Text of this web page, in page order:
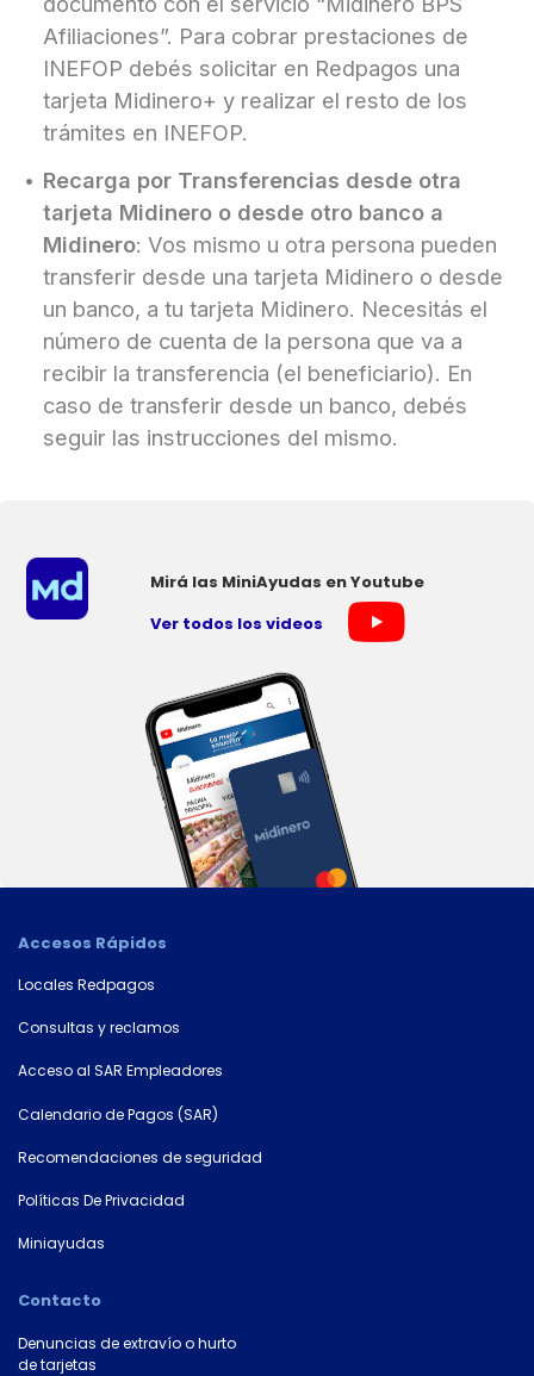
tu
número
de
documento
documento*
Afiliaciones”. Para cobrar prestaciones de
INEFOP debés solicitar en Redpagos una
tarjeta Midinero+ y realizar el resto de los
trámites en INEFOP.
Recarga por Transferencias desde otra
tarjeta Midinero o desde otro banco a
Midinero: Vos mismo u otra persona pueden
transferir desde una tarjeta Midinero o desde
un banco, a tu tarjeta Midinero. Necesitás el
número de cuenta de la persona que va a
recibir la transferencia (el beneficiario). En
caso de transferir desde un banco, debés
seguir las instrucciones del mismo.
Mirá las MiniAyudas en Youtube
Ver todos los videos
Accesos Rápidos
Locales Redpagos
Consultas y reclamos
Acceso al SAR Empleadores
Calendario de Pagos (SAR)
Recomendaciones de seguridad
Políticas De Privacidad
Miniayudas
Contacto
Denuncias de extravío o hurto
de tarjetas